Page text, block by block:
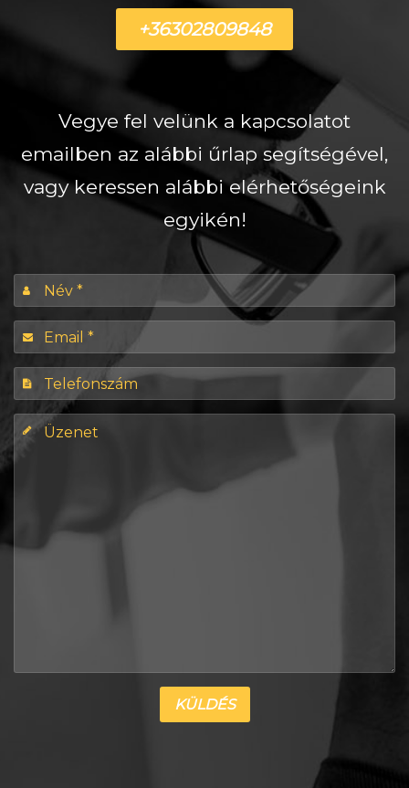
+36302809848
Vegye fel velünk a kapcsolatot
emailben az alábbi űrlap segítségével,
vagy keressen alábbi elérhetőségeink
egyikén!